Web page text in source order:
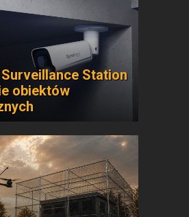
Station
obiektów